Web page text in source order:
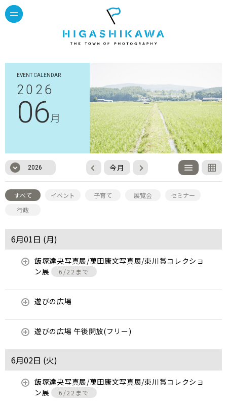
EVENT CALENDAR
2026
06月
2026 今月
すべて イベント 子育て 展覧会
セミナー
行政
6月01日 (月)
飯塚達央写真展/萬田康文写真展/東川賞コレクショ
ン展
6/22まで
遊びの広場
遊びの広場 午後開放(フリー)
6月02日 (火)
飯塚達央写真展/萬田康文写真展/東川賞コレクショ
ン展
6/22まで